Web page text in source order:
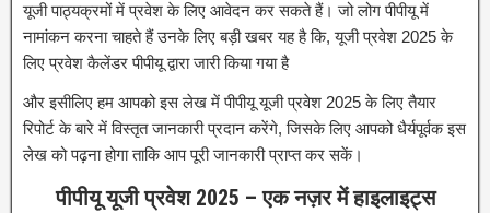
यूजी पाठ्यक्रमों में प्रवेश के लिए आवेदन कर सकते हैं। जो लोग पीपीयू में
नामांकन करना चाहते हैं उनके लिए बड़ी खबर यह है कि, यूजी प्रवेश 2025 के
लिए प्रवेश कैलेंडर पीपीयू द्वारा जारी किया गया है
और इसीलिए हम आपको इस लेख में पीपीयू यूजी प्रवेश 2025 के लिए तैयार
रिपोर्ट के बारे में विस्तृत जानकारी प्रदान करेंगे, जिसके लिए आपको धैर्यपूर्वक इस
लेख को पढ़ना होगा ताकि आप पूरी जानकारी प्राप्त कर सकें।
पीपीयू यूजी प्रवेश 2025 – एक नज़र में हाइलाइट्स